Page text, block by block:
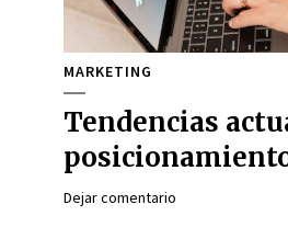
MARKETING
Tendencias
Dejar comentario